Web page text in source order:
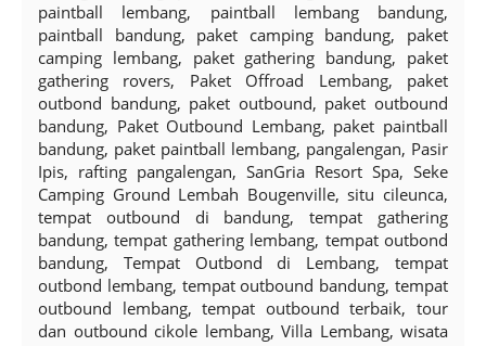
paintball lembang, paintball lembang bandung,
paintball bandung, paket camping bandung, paket
camping lembang, paket gathering bandung, paket
gathering rovers, Paket Offroad Lembang, paket
outbond bandung, paket outbound, paket outbound
bandung, Paket Outbound Lembang, paket paintball
bandung, paket paintball lembang, pangalengan, Pasir
Ipis, rafting pangalengan, SanGria Resort Spa, Seke
Camping Ground Lembah Bougenville, situ cileunca,
tempat outbound di bandung, tempat gathering
bandung, tempat gathering lembang, tempat outbond
bandung, Tempat Outbond di Lembang, tempat
outbond lembang, tempat outbound bandung, tempat
outbound lembang, tempat outbound terbaik, tour
dan outbound cikole lembang, Villa Lembang, wisata